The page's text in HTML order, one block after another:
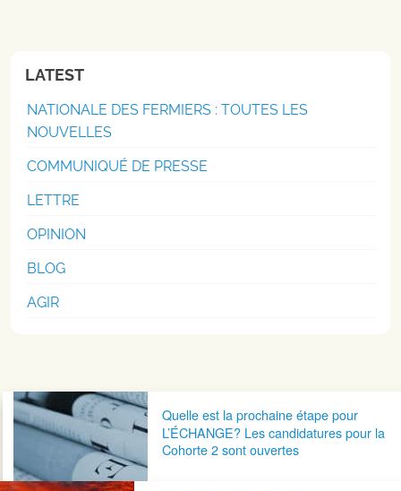
LATEST
NATIONALE DES FERMIERS : TOUTES LES
NOUVELLES
COMMUNIQUÉ DE PRESSE
LETTRE
OPINION
BLOG
AGIR
Navigation postaleQuelle est la prochaine étape pour
L’ÉCHANGE? Les candidatures pour la
Cohorte 2 sont ouvertes